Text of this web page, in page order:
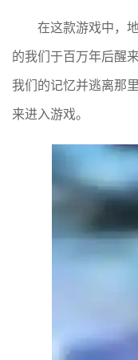
在这款游戏中，
的我们于百万年后醒
我们的记忆并逃离那
来进入游戏。